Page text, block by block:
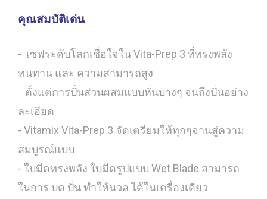
คุณสมบัติเด่น
- เซฟระดับโลกเชื่อใจใน Vita-Prep 3 ที่ทรงพลัง
ทนทาน และ ความสามารถสูง
ตั้งแต่การปั่นส่วนผสมแบบหั่นบางๆ จนถึงปั่นอย่าง
ละเอียด
- Vitamix Vita-Prep 3 จัดเตรียมให้ทุกๆจานสู่ความ
สมบูรณ์แบบ
- ใบมีดทรงพลัง ใบมีดรูปแบบ Wet Blade สามารถ
ในการ บด ปั่น ทำให้นวล ได้ในเครื่องเดียว